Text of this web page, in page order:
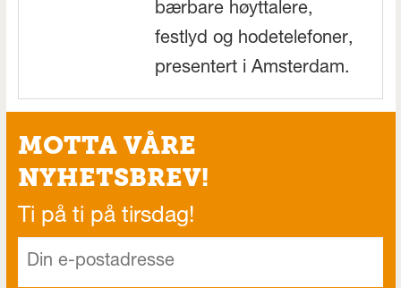
bærbare høyttalere,
festlyd og hodetelefoner,
presentert i Amsterdam.
MOTTA VÅRE
NYHETSBREV!
Ti på ti på tirsdag!